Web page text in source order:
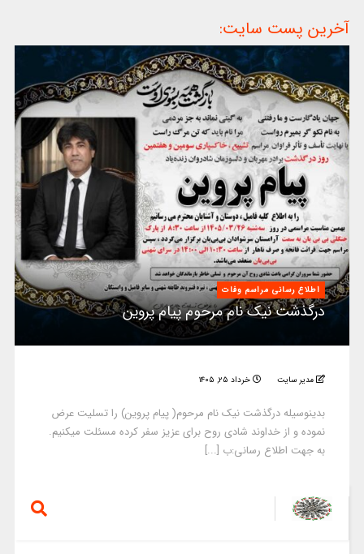
آخرین پست سایت:
اطلاع رسانی مراسم وفات
درگذشت نیک نام مرحوم پیام پروین
مدیر سایت خرداد ۲۵, ۱۴۰۵
بدینوسیله درگذشت نیک نام مرحوم( پیام پروین) را تسلیت عرض
نموده و از خداوند شادی روح برای عزیز سفر کرده مسئلت میکنیم.
به جهت اطلاع رسانی:ب [...]